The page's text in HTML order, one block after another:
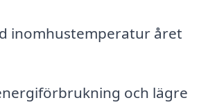
inomhustemperatur året
och lägre